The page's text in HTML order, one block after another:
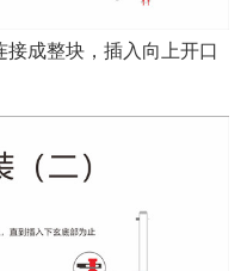
成整块，插入向上开口